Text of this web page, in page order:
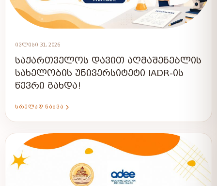
ᲘᲕᲚᲘᲡᲘ 31, 2026
ᲡᲐᲥᲐᲠᲗᲕᲔᲚᲝᲡ ᲓᲐᲕᲘᲗ ᲐᲦᲛᲐᲨᲔᲜᲔᲑᲚᲘᲡ
ᲡᲐᲮᲔᲚᲝᲑᲘᲡ ᲣᲜᲘᲕᲔᲠᲡᲘᲢᲔᲢᲘ IADR-ᲘᲡ
ᲬᲔᲕᲠᲘ ᲒᲐᲮᲓᲐ!
ᲡᲠᲣᲚᲐᲓ ᲜᲐᲮᲕᲐ